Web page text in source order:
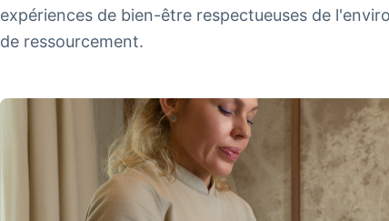
expériences de bien-être respectueuses de
de ressourcement.